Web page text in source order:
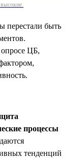
перестали быть
ЦБ,
процессы
тенденций